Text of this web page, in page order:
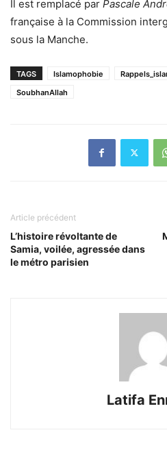
Il est remplacé par Pascale
française à la Commission
sous la Manche.
TAGS Islamophobie
SoubhanAllah
Article précédent
L’histoire révoltante de
Samia, voilée, agressée dans
le métro parisien
Latifa